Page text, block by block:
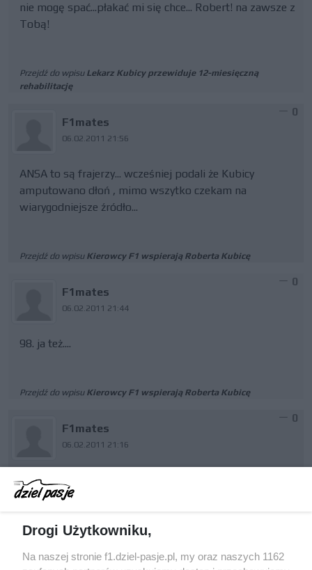
nie mogę spać...płakać mi się chce... Robert! na zawsze z
Tobą!
Przejdź do wpisu Lekarz Kubicy przewiduje 12-miesięczną
rehabilitację
F1mates
06.02.2011 21:56
0
ANSA to są frajerzy... wcześniej podali że Kubicy
amputowano dłoń , mimo wszytko czekam na
wiarygodniejsze źródło...
Przejdź do wpisu Kierowcy F1 wspierają Roberta Kubicę
F1mates
06.02.2011 21:44
0
98. ja też....
Przejdź do wpisu Kierowcy F1 wspierają Roberta Kubicę
F1mates
06.02.2011 21:16
0
wiecie czy już się skończyła operacja???? bo widzę tylko
nieoficjalne informację....
Drogi Użytkowniku,
Na naszej stronie f1.dziel-pasje.pl, my oraz naszych 1162